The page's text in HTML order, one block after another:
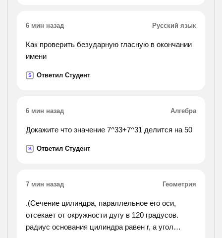
6 мин назад Русский язык
Как проверить безударную гласную в окончании
имени
S Ответил Студент
6 мин назад Алгебра
Докажите что значение 7^33+7^31 делится на 50
S Ответил Студент
7 мин назад Геометрия
.(Сечение цилиндра, параллельное его оси,
отсекает от окружности дугу в 120 градусов.
радиус основания цилиндра равен r, а угол